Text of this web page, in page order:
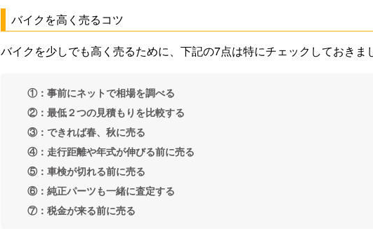
バイクを高く売るコツ
バイクを少しでも高く売るために、下記の7点は特にチェックしておきま
①：事前にネットで相場を調べる
②：最低２つの見積もりを比較する
③：できれば春、秋に売る
④：走行距離や年式が伸びる前に売る
⑤：車検が切れる前に売る
⑥：純正パーツも一緒に査定する
⑦：税金が来る前に売る